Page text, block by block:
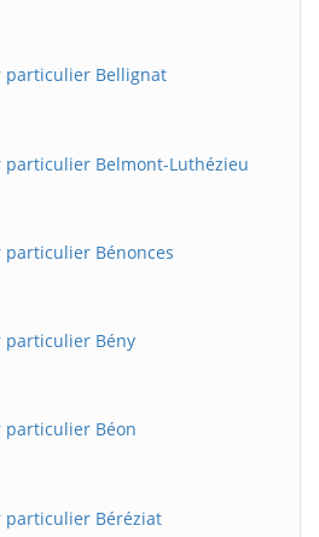
particulier Bellignat
Belmont-Luthézieu
Bénonces
particulier Bény
Béon
particulier Béréziat